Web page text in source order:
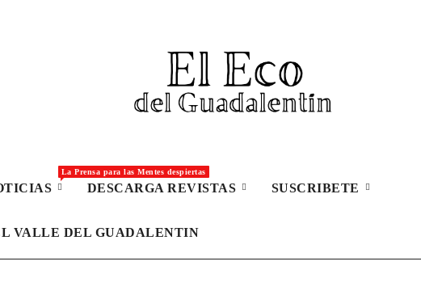
La Prensa para las Mentes despiertas
DESCARGA REVISTAS SUSCRIBETE
VALLE DEL GUADALENTIN